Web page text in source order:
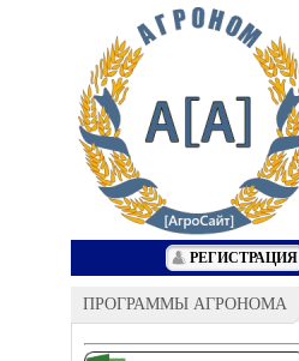
РЕГИСТРАЦИЯ
ПРОГРАММЫ АГРОНОМА